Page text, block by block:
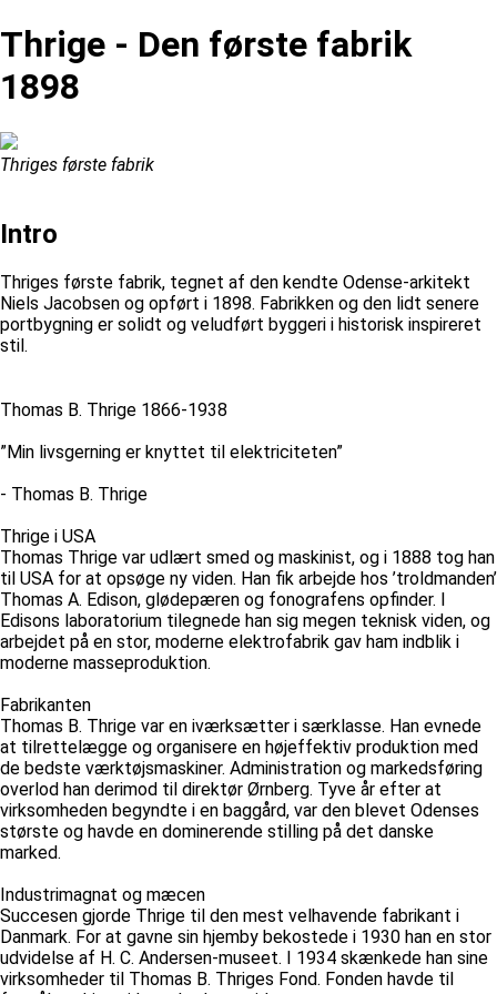
Thrige - Den første fabrik
1898
Thriges første fabrik
Intro
Thriges første fabrik, tegnet af den kendte Odense-arkitekt
Niels Jacobsen og opført i 1898. Fabrikken og den lidt senere
portbygning er solidt og veludført byggeri i historisk inspireret
stil.
Thomas B. Thrige 1866-1938
”Min livsgerning er knyttet til elektriciteten”
- Thomas B. Thrige
Thrige i USA
Thomas Thrige var udlært smed og maskinist, og i 1888 tog han
til USA for at opsøge ny viden. Han fik arbejde hos ’troldmanden’
Thomas A. Edison, glødepæren og fonografens opfinder. I
Edisons laboratorium tilegnede han sig megen teknisk viden, og
arbejdet på en stor, moderne elektrofabrik gav ham indblik i
moderne masseproduktion.
Fabrikanten
Thomas B. Thrige var en iværksætter i særklasse. Han evnede
at tilrettelægge og organisere en højeffektiv produktion med
de bedste værktøjsmaskiner. Administration og markedsføring
overlod han derimod til direktør Ørnberg. Tyve år efter at
virksomheden begyndte i en baggård, var den blevet Odenses
største og havde en dominerende stilling på det danske
marked.
Industrimagnat og mæcen
Succesen gjorde Thrige til den mest velhavende fabrikant i
Danmark. For at gavne sin hjemby bekostede i 1930 han en stor
udvidelse af H. C. Andersen-museet. I 1934 skænkede han sine
virksomheder til Thomas B. Thriges Fond. Fonden havde til